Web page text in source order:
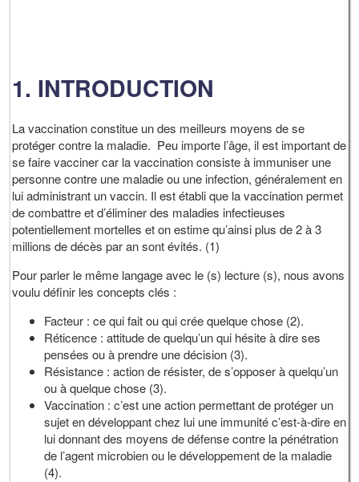
1. INTRODUCTION
La vaccination constitue un des meilleurs moyens de se
protéger contre la maladie. Peu importe l’âge, il est important de
se faire vacciner car la vaccination consiste à immuniser une
personne contre une maladie ou une infection, généralement en
lui administrant un vaccin. Il est établi que la vaccination permet
de combattre et d’éliminer des maladies infectieuses
potentiellement mortelles et on estime qu’ainsi plus de 2 à 3
millions de décès par an sont évités. (1)
Pour parler le même langage avec le (s) lecture (s), nous avons
voulu définir les concepts clés :
Facteur : ce qui fait ou qui crée quelque chose (2).
Réticence : attitude de quelqu’un qui hésite à dire ses
pensées ou à prendre une décision (3).
Résistance : action de résister, de s’opposer à quelqu’un
ou à quelque chose (3).
Vaccination : c’est une action permettant de protéger un
sujet en développant chez lui une immunité c’est-à-dire en
lui donnant des moyens de défense contre la pénétration
de l’agent microbien ou le développement de la maladie
(4).